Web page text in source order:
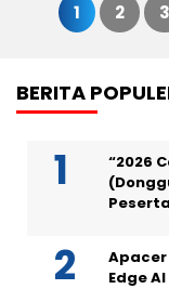
Paginasi
pos
1 2 3
BERITA
“2026
Peserta
Apacer
Edge AI